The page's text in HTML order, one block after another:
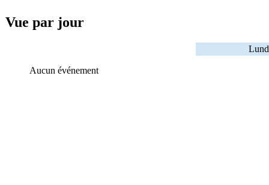
Vue par jour
Aucun événement